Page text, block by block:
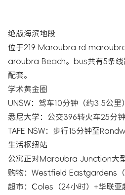
绝版海滨地段
位于219 Maroubra rd maroubra，坐落于悉尼东区传统富人区Maroubra核心带，步行20min，公交8min，直达南半球著名冲浪胜地M
aroubra Beach。bus共有5条线
配套。
学术黄金圈
UNSW：驾车10分钟（约3.5公
悉尼大学：公交396转火车25分
TAFE NSW：步行15分钟至
生活枢纽站
公寓正对Maroubra Junction大
购物：Westfield Eastgardens（
超市：Coles（24小时）+华联亚